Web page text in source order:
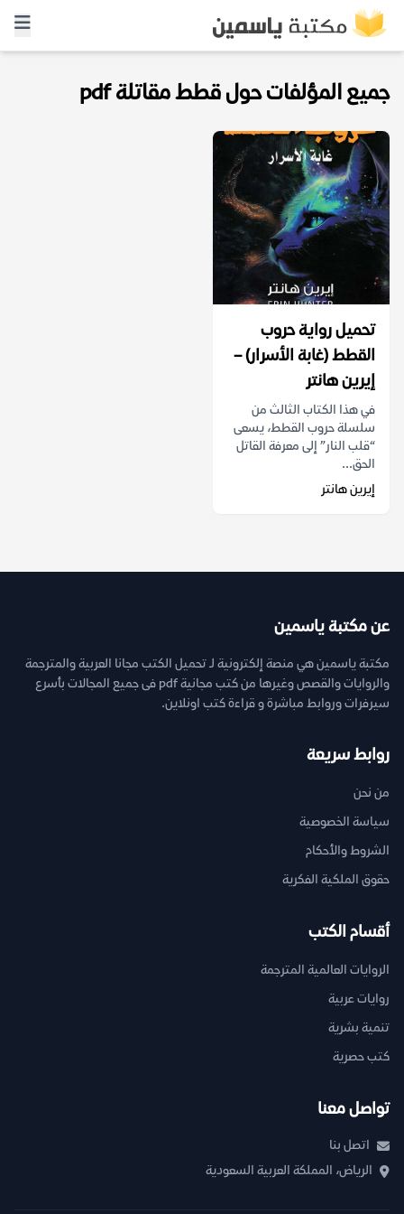
جميع المؤلفات حول قطط مقاتلة pdf
تحميل رواية حروب
القطط (غابة الأسرار) –
إيرين هانتر
في هذا الكتاب الثالث من
سلسلة حروب القطط، يسعى
“قلب النار” إلى معرفة القاتل
الحق...
إيرين هانتر
عن مكتبة ياسمين
مكتبة ياسمين هي منصة إلكترونية لـ تحميل الكتب مجانا العربية والمترجمة
والروايات والقصص وغيرها من كتب مجانية pdf فى جميع المجالات بأسرع
سيرفرات وروابط مباشرة و قراءة كتب اونلاين.
روابط سريعة
من نحن
سياسة الخصوصية
الشروط والأحكام
حقوق الملكية الفكرية
أقسام الكتب
الروايات العالمية المترجمة
روايات عربية
تنمية بشرية
كتب حصرية
تواصل معنا
اتصل بنا
الرياض، المملكة العربية السعودية